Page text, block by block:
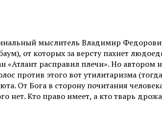
мыслитель Владимир
от которых за версту пахнет
«Атлант расправил плечи». Но
против этого вот утилитаризма
От Бога в сторону почитания
нет. Кто право имеет, а кто тварь